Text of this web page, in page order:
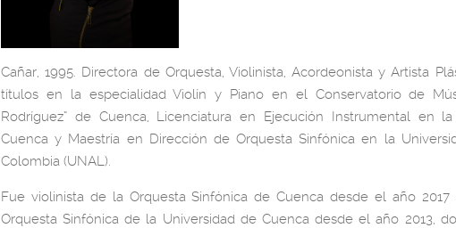
Cañar, 1995. Directora de Orquesta, Violinista, Acordeonista y Artista
títulos en la especialidad Violín y Piano en el Conservatorio de
Rodríguez” de Cuenca, Licenciatura en Ejecución Instrumental en
Cuenca y Maestría en Dirección de Orquesta Sinfónica en la
Colombia (UNAL).
Fue violinista de la Orquesta Sinfónica de Cuenca desde el año
Orquesta Sinfónica de la Universidad de Cuenca desde el año 2013,